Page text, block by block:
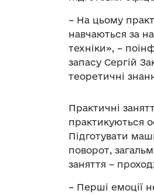
– На цьому
навчаються за
техніки», –
запасу Сергій
теоретичні
Практичні
практикуються
Підготувати
поворот,
заняття –
– Перші емоції